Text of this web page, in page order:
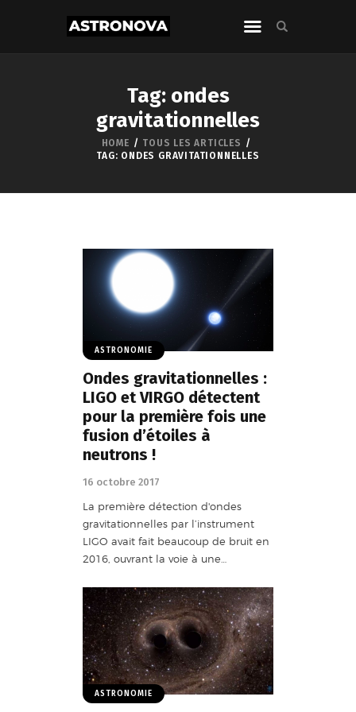
Tag: ondes
gravitationnelles
HOME
TOUS LES ARTICLES
TAG: ONDES GRAVITATIONNELLES
ASTRONOMIE
Ondes gravitationnelles :
LIGO et VIRGO détectent
pour la première fois une
fusion d’étoiles à
neutrons !
16 octobre 2017
La première détection d'ondes
gravitationnelles par l’instrument
LIGO avait fait beaucoup de bruit en
2016, ouvrant la voie à une…
ASTRONOMIE